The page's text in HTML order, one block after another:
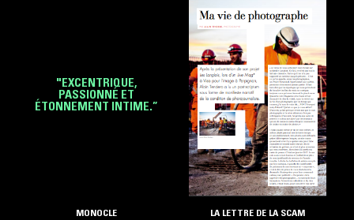
"EXCENTRIQUE,
PASSIONNÉ ET
ÉTONNEMENT INTIME.”
MONOCLE LA LETTRE DE LA SCAM